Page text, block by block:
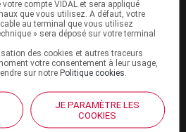
nous ?
et
compte VIDAL et sera appliqué
que vous utilisez. A défaut, votre
au terminal que vous utilisez
» sera déposé sur votre terminal
des cookies et autres traceurs
votre consentement à leur usage,
sur notrePolitique cookies
JE PARAMÈTRE LES
COOKIES